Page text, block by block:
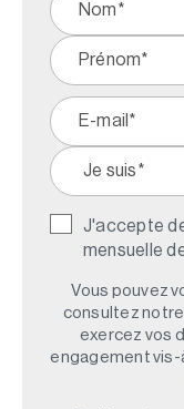
J'accepte
mensuelle
Vous pouvez
consultez notre
exercez vos
engagement